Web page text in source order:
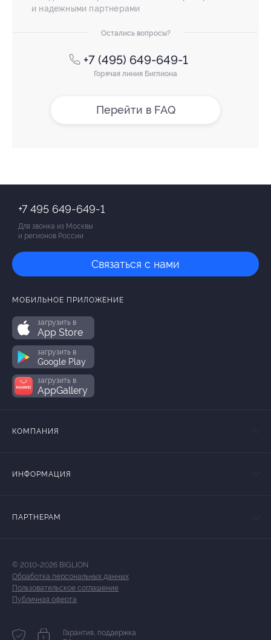
и надежными партнерами
Остались вопросы?
+7 (495) 649-649-1
Горячая линия Биглиона
Перейти в FAQ
+7 495 649-649-1
Для звонка из Москвы
и регионов России
Связаться с нами
МОБИЛЬНОЕ ПРИЛОЖЕНИЕ
загрузить в
App Store
загрузить в
Google Play
загрузить в
AppGallery
КОМПАНИЯ
ИНФОРМАЦИЯ
ПАРТНЕРАМ
© 2010-2026 BIGLION
Обработка персональных данных
Пользовательское соглашение
Публичная оферта
Гарантия, поддержка